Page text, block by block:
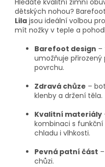
dětských nohou?
Lila jsou ideální volbou
mít nožky v teple a
Barefoot design –
umožňuje
povrchu.
Zdravá chůze –
klenby a držení těla.
Kvalitní materiály
kombinaci s
chladu i vlhkosti.
Pevná patní část
chůzi.